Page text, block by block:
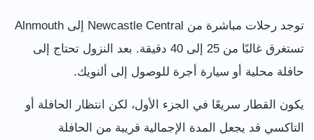
توجد رحلات مباشرة من Newcastle Central إلى Alnmouth
تستغرق غالبًا من 25 إلى 40 دقيقة. بعد النزول تحتاج إلى
حافلة محلية أو سيارة أجرة للوصول إلى ألنويك.
يكون القطار سريعًا في الجزء الأول، لكن انتظار الحافلة أو
التاكسي قد يجعل المدة الإجمالية قريبة من الحافلة